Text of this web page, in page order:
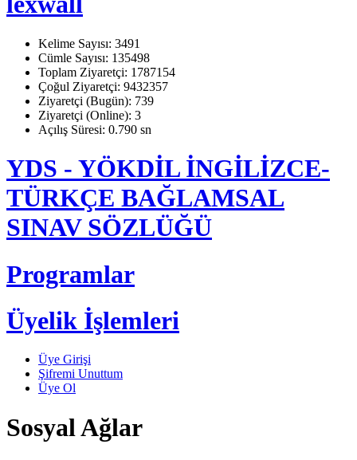
Kelime Sayısı: 3491
Cümle Sayısı: 135498
Toplam Ziyaretçi: 1787154
Çoğul Ziyaretçi: 9432357
Ziyaretçi (Bugün): 739
Ziyaretçi (Online): 3
Açılış Süresi: 0.790 sn
YDS - YÖKDİL İNGİLİZCE-
TÜRKÇE BAĞLAMSAL
SINAV SÖZLÜĞÜ
Programlar
Üyelik İşlemleri
Üye Girişi
Şifremi Unuttum
Üye Ol
Sosyal Ağlar